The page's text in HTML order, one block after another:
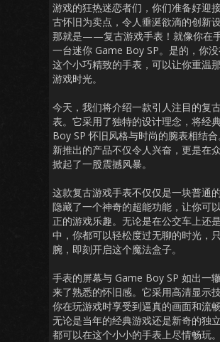
游戏的狂热迷恋者们，你们准备好迎
古怀旧为卖点，令人垂涎欲滴的创新
那就是——复古游戏手表！就像你在
一台迷你 Game Boy SP。是的，你没
这个小巧精致的手表，可以让你重温
游戏时光。
今天，我们将介绍一款引人注目的复
表。它采用了独特的设计理念，将经
Boy SP 怀旧风格与时尚的腕表相结
新推出的产品不仅令人兴奋，更是在
掀起了一股震撼风暴。
这款复古游戏手表不仅仅是一块普通
隐藏了一个神奇的超能功能，让你可
正的游戏乐趣。无论是在公交车上还
中，你都可以轻松度过无聊的时光，
腕，即刻开启这个魔法盒子。
手表的屏幕与 Game Boy SP 如出一
来了熟悉的怀旧感。它采用高清显示
你在玩游戏时享受到逼真的画面和流畅
无论是当年的经典游戏还是新奇的独
都可以在这个小小的手表上尽情畅玩。